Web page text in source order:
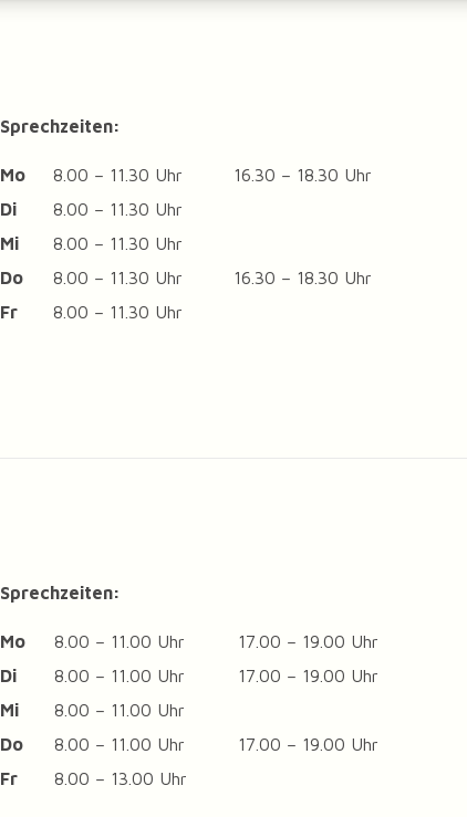
Sprechzeiten:
Mo 8.00 – 11.30 Uhr
16.30 – 18.30 Uhr
Di
8.00 – 11.30 Uhr
Mi
8.00 – 11.30 Uhr
Do
8.00 – 11.30 Uhr
16.30 – 18.30 Uhr
Fr
8.00 – 11.30 Uhr
Sprechzeiten:
Mo 8.00 – 11.00 Uhr
17.00 – 19.00 Uhr
Di
8.00 – 11.00 Uhr
17.00 – 19.00 Uhr
Mi
8.00 – 11.00 Uhr
Do
8.00 – 11.00 Uhr
17.00 – 19.00 Uhr
Fr
8.00 – 13.00 Uhr